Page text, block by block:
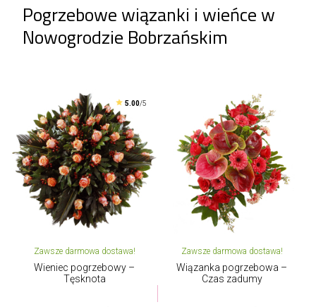
Pogrzebowe wiązanki i wieńce w
Nowogrodzie Bobrzańskim
5.00/5
Zawsze darmowa dostawa!
Wieniec pogrzebowy –
Tęsknota
Zawsze darmowa dostawa!
Wiązanka pogrzebowa –
Czas zadumy